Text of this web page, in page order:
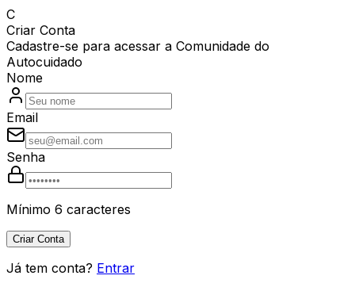
C
Criar Conta
Cadastre-se para acessar a Comunidade do
Autocuidado
Nome
Email
Senha
Mínimo 6 caracteres
Criar Conta
Já tem conta? Entrar